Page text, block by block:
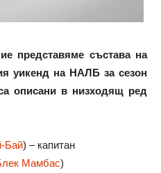
представяме състава на
уикенд на НАЛБ за сезон
са описани в низходящ ред
Бай) – капитан
Мамбас)